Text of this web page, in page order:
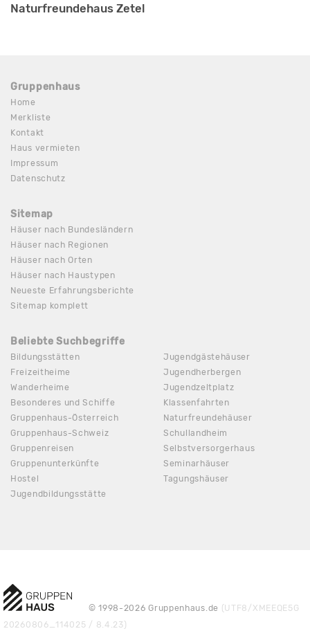
Naturfreundehaus Zetel
Gruppenhaus
Home
Merkliste
Kontakt
Haus vermieten
Impressum
Datenschutz
Sitemap
Häuser nach Bundesländern
Häuser nach Regionen
Häuser nach Orten
Häuser nach Haustypen
Neueste Erfahrungsberichte
Sitemap komplett
Beliebte Suchbegriffe
Bildungsstätten
Freizeitheime
Wanderheime
Besonderes und Schiffe
Gruppenhaus-Österreich
Gruppenhaus-Schweiz
Gruppenreisen
Gruppenunterkünfte
Hostel
Jugendbildungsstätte
Jugendgästehäuser
Jugendherbergen
Jugendzeltplatz
Klassenfahrten
Naturfreundehäuser
Schullandheim
Selbstversorgerhaus
Seminarhäuser
Tagungshäuser
© 1998-2026 Gruppenhaus.de (UTF8/XMEEQE5G
20260806_114025 / 8.4.23)